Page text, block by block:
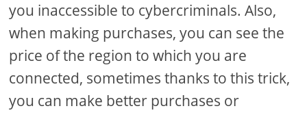
you inaccessible to cybercriminals. Also,
when making purchases, you can see the
price of the region to which you are
connected, sometimes thanks to this trick,
you can make better purchases or